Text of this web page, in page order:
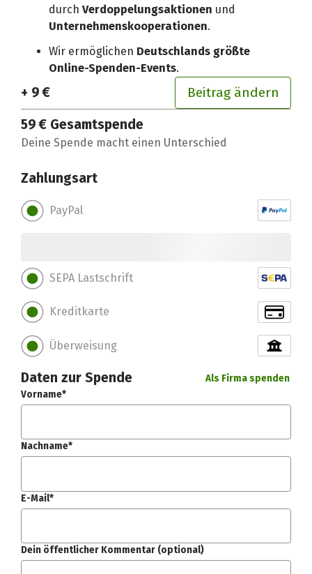
durchVerdoppelungsaktionen und
Unternehmenskooperationen.
Wir ermöglichen Deutschlands größte
Online-Spenden-Events.
+ 9 € Beitrag ändern
59 € Gesamtspende
Deine Spende macht einen Unterschied
Zahlungsart
PayPal
SEPA Lastschrift
Kreditkarte
Überweisung
Daten zur Spende
Als Firma spenden
Vorname*
Nachname*
E-Mail*
Dein öffentlicher Kommentar (optional)